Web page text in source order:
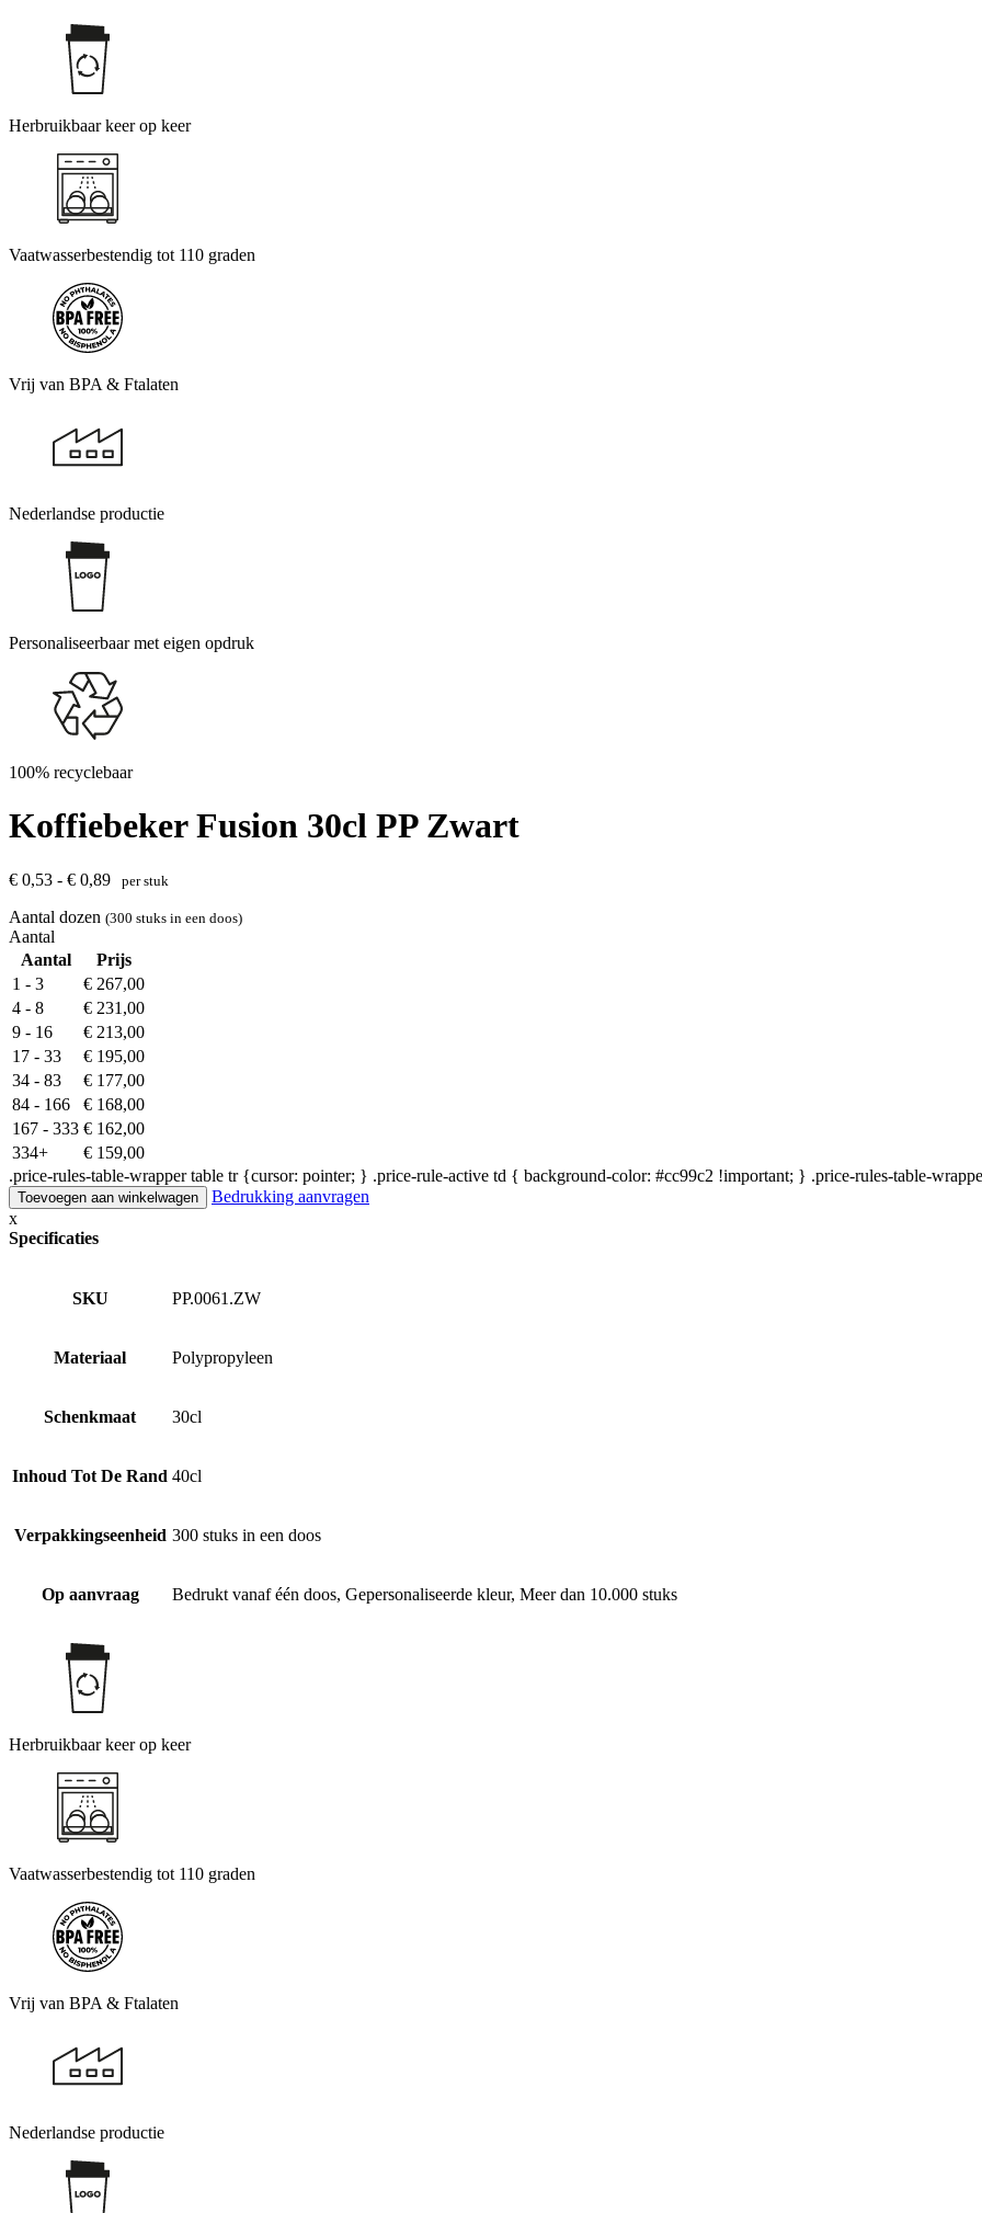
Herbruikbaar keer op keer
Vaatwasserbestendig tot 110 graden
Vrij van BPA & Ftalaten
Nederlandse productie
Personaliseerbaar met eigen opdruk
100% recyclebaar
Koffiebeker Fusion 30cl PP Zwart
€ 0,53 - € 0,89 per stuk
Aantal dozen (300 stuks in een doos)
Aantal
Aantal
Prijs
1 - 3
€ 267,00
4 - 8
€ 231,00
9 - 16
€ 213,00
17 - 33
€ 195,00
34 - 83
€ 177,00
84 - 166
€ 168,00
167 - 333 € 162,00
334+
€ 159,00
.price-rules-table-wrapper table tr {cursor: pointer; } .price-rule-active td { background-color: #cc99c2 !important; } .price-rules-table-
Toevoegen aan winkelwagen
Bedrukking aanvragen
x
Specificaties
SKU PP.0061.ZW
Materiaal Polypropyleen
Schenkmaat 30cl
Inhoud Tot De Rand 40cl
Verpakkingseenheid 300 stuks in een doos
Op aanvraag Bedrukt vanaf één doos, Gepersonaliseerde kleur, Meer dan 10.000 stuks
Herbruikbaar keer op keer
Vaatwasserbestendig tot 110 graden
Vrij van BPA & Ftalaten
Nederlandse productie